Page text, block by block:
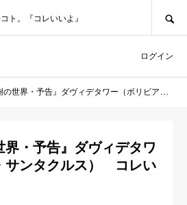
ト。『コレいいよ』
ログイン
・予告』ダヴィデタワー（ボリビア・サンタクルス） コレいいよ.JP
界・予告』ダヴィデタワ
サンタクルス） コレい